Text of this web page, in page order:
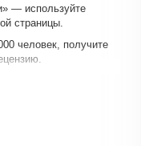
— используйте
страницы.
человек, получите